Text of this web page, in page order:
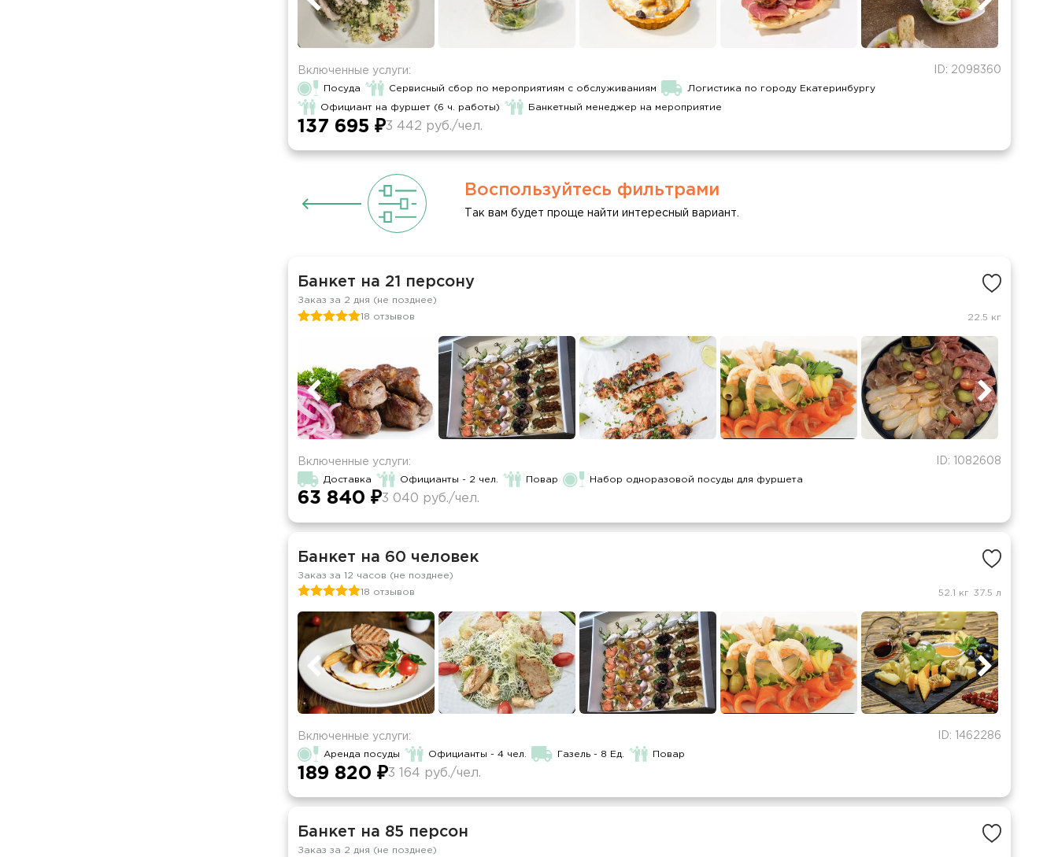
ID: 2098360
Включенные услуги:
Посуда Сервисный сбор по мероприятиям с обслуживаниям Логистика по городу Екатеринбургу
Официант на фуршет (6 ч. работы) Банкетный менеджер на мероприятие
137 695 ₽3 442 руб./чел.
Воспользуйтесь фильтрами
Так вам будет проще найти интересный вариант.
Банкет на 21 персону
Заказ за 2 дня (не позднее)
18 отзывов
22.5 кг
ID: 1082608
Включенные услуги:
Доставка Официанты - 2 чел. Повар Набор одноразовой посуды для фуршета
63 840 ₽3 040 руб./чел.
Банкет на 60 человек
Заказ за 12 часов (не позднее)
18 отзывов
52.1 кг 37.5 л
ID: 1462286
Включенные услуги:
Аренда посуды Официанты - 4 чел. Газель - 8 Ед. Повар
189 820 ₽3 164 руб./чел.
Банкет на 85 персон
Заказ за 2 дня (не позднее)